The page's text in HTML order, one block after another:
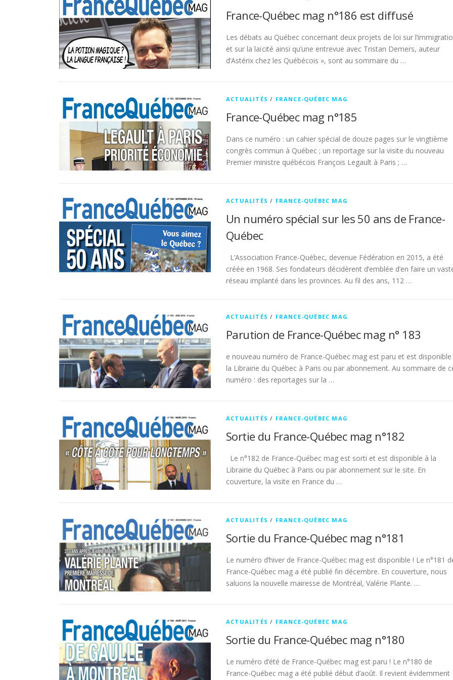
France-Québec mag n°186 est diffusé
Les débats au Québec concernant deux projets de loi sur
et sur la laïcité ainsi qu’une entrevue avec Tristan Demers, auteur
d’Astérix chez les Québécois », sont au sommaire du …
ACTUALITÉS / FRANCE-QUÉBEC MAG
France-Québec mag n°185
Dans ce numéro : un cahier spécial de douze pages sur le vingtième
congrès commun à Québec ; un reportage sur la visite du nouveau
Premier ministre québécois François Legault à Paris ; …
ACTUALITÉS / FRANCE-QUÉBEC MAG
Un numéro spécial sur les 50 ans de France-
Québec
L’Association France-Québec, devenue Fédération en 2015, a été
créée en 1968. Ses fondateurs décidèrent d’emblée d’en faire un
réseau implanté dans les provinces. Au fil des ans, 112 …
ACTUALITÉS / FRANCE-QUÉBEC MAG
Parution de France-Québec mag n° 183
e nouveau numéro de France-Québec mag est paru et est disponible
la Librairie du Québec à Paris ou par abonnement. Au sommaire de
numéro : des reportages sur la …
ACTUALITÉS / FRANCE-QUÉBEC MAG
Sortie du France-Québec mag n°182
Le n°182 de France-Québec mag est sorti et est disponible à la
Librairie du Québec à Paris ou par abonnement sur le site. En
couverture, la visite en France du …
ACTUALITÉS / FRANCE-QUÉBEC MAG
Sortie du France-Québec mag n°181
Le numéro d’hiver de France-Québec mag est disponible ! Le n°181
France-Québec mag a été publié fin décembre. En couverture, nous
saluons la nouvelle mairesse de Montréal, Valérie Plante. …
ACTUALITÉS / FRANCE-QUÉBEC MAG
Sortie du France-Québec mag n°180
Le numéro d’été de France-Québec mag est paru ! Le n°180 de
France-Québec mag a été publié début d’août. Il revient évidemment